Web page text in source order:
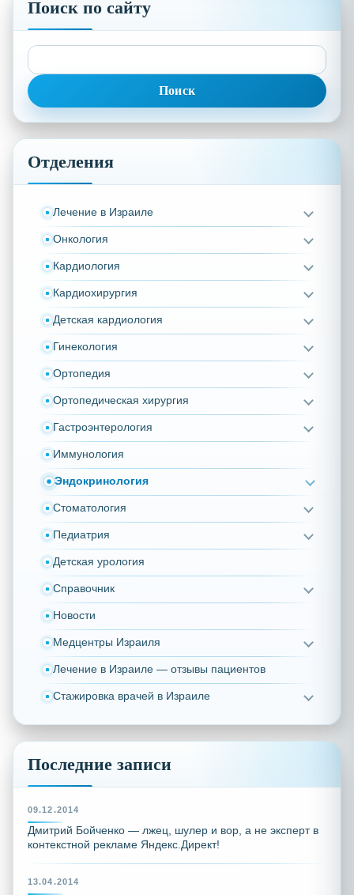
Поиск по сайту
Найти:
Отделения
Лечение в Израиле
Онкология
Кардиология
Кардиохирургия
Детская кардиология
Гинекология
Ортопедия
Ортопедическая хирургия
Гастроэнтерология
Иммунология
Эндокринология
Стоматология
Педиатрия
Детская урология
Справочник
Новости
Медцентры Израиля
Лечение в Израиле — отзывы пациентов
Стажировка врачей в Израиле
Последние записи
09.12.2014
Дмитрий Бойченко — лжец, шулер и вор, а не эксперт в
контекстной рекламе Яндекс.Директ!
13.04.2014